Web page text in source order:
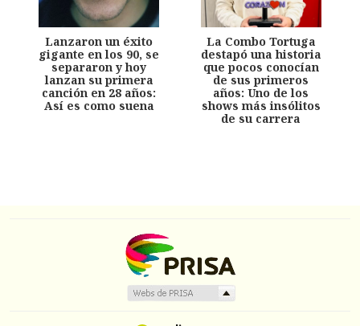
Lanzaron un éxito
gigante en los 90, se
separaron y hoy
lanzan su primera
canción en 28 años:
Así es como suena
La Combo Tortuga
destapó una historia
que pocos conocían
de sus primeros
años: Uno de los
shows más insólitos
de su carrera